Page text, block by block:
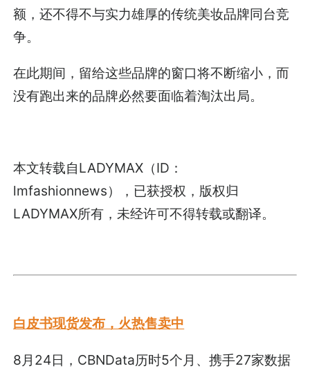
额，还不得不与实力雄厚的传统美妆品牌同台竞
争。
在此期间，留给这些品牌的窗口将不断缩小，而
没有跑出来的品牌必然要面临着淘汰出局。
本文转载自LADYMAX（ID：
lmfashionnews），已获授权，版权归
LADYMAX所有，未经许可不得转载或翻译。
白皮书现货发布，火热售卖中
8月24日，CBNData历时5个月、携手27家数据